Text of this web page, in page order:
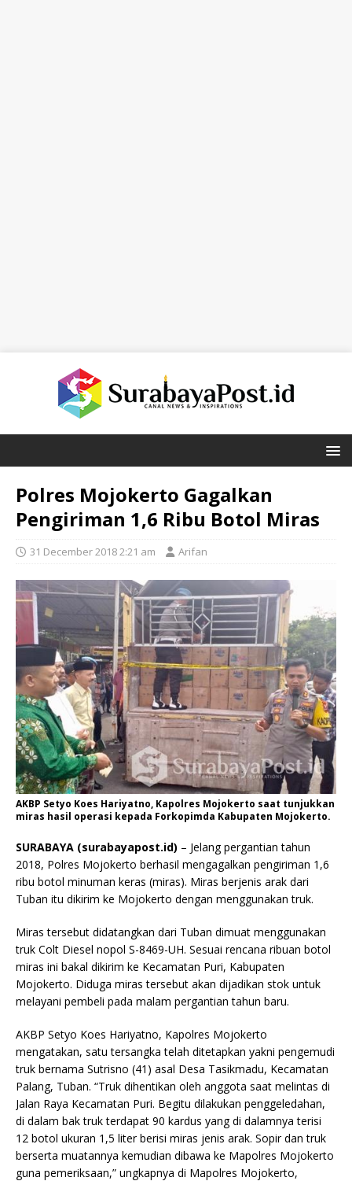
Polres Mojokerto Gagalkan
Pengiriman 1,6 Ribu Botol Miras
31 December 2018 2:21 am Arifan
AKBP Setyo Koes Hariyatno, Kapolres Mojokerto saat tunjukkan
miras hasil operasi kepada Forkopimda Kabupaten Mojokerto.
SURABAYA (surabayapost.id) – Jelang pergantian tahun
2018, Polres Mojokerto berhasil mengagalkan pengiriman 1,6
ribu botol minuman keras (miras). Miras berjenis arak dari
Tuban itu dikirim ke Mojokerto dengan menggunakan truk.
Miras tersebut didatangkan dari Tuban dimuat menggunakan
truk Colt Diesel nopol S-8469-UH. Sesuai rencana ribuan botol
miras ini bakal dikirim ke Kecamatan Puri, Kabupaten
Mojokerto. Diduga miras tersebut akan dijadikan stok untuk
melayani pembeli pada malam pergantian tahun baru.
AKBP Setyo Koes Hariyatno, Kapolres Mojokerto
mengatakan, satu tersangka telah ditetapkan yakni pengemudi
truk bernama Sutrisno (41) asal Desa Tasikmadu, Kecamatan
Palang, Tuban. “Truk dihentikan oleh anggota saat melintas di
Jalan Raya Kecamatan Puri. Begitu dilakukan penggeledahan,
di dalam bak truk terdapat 90 kardus yang di dalamnya terisi
12 botol ukuran 1,5 liter berisi miras jenis arak. Sopir dan truk
berserta muatannya kemudian dibawa ke Mapolres Mojokerto
guna pemeriksaan,” ungkapnya di Mapolres Mojokerto,